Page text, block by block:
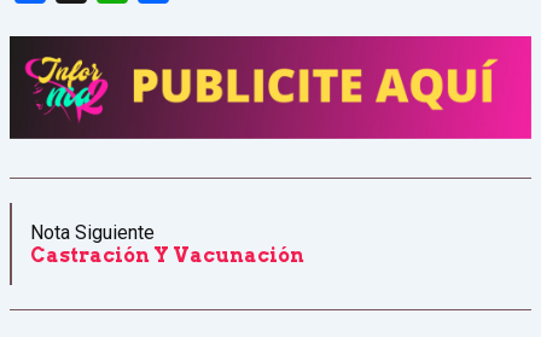
Nota Siguiente
Castración Y Vacunación